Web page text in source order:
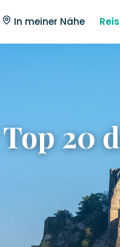
In meiner Nähe
Top 20